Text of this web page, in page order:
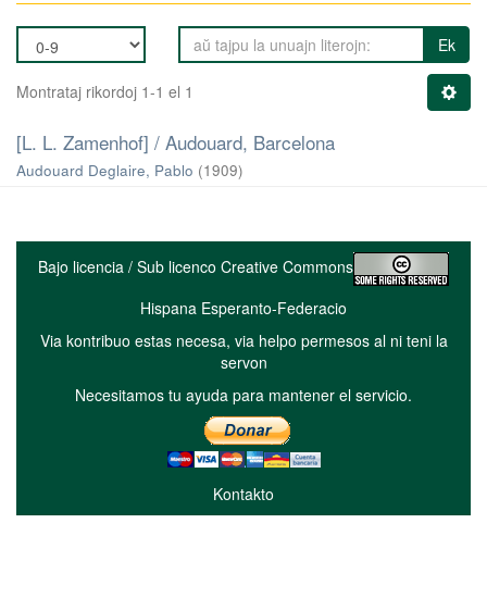
Ek
Montrataj rikordoj 1-1 el 1
[L. L. Zamenhof] / Audouard, Barcelona
Audouard Deglaire, Pablo (1909)
Bajo licencia / Sub licenco Creative Commons
Hispana Esperanto-Federacio
Via kontribuo estas necesa, via helpo permesos al ni teni la
servon
Necesitamos tu ayuda para mantener el servicio.
Kontakto